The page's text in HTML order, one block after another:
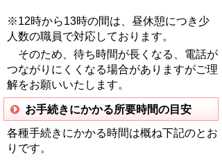
※12時から13時の間は、昼休憩につき少
人数の職員で対応しております。
そのため、待ち時間が長くなる、電話が
つながりにくくなる場合がありますがご理
解をお願いいたします。
お手続きにかかる所要時間の目安
各種手続きにかかる時間は概ね下記のとお
りです。